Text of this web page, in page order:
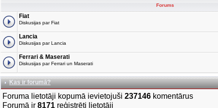
Forums
Fiat
Diskusijas par Fiat
Lancia
Diskusijas par Lancia
Ferrari & Maserati
Diskusijas par Ferrari un Maserati
Kas ir forumā?
Foruma lietotāji kopumā ievietojuši 237146 komentārus
Forumā ir 8171 reģistrēti lietotāji